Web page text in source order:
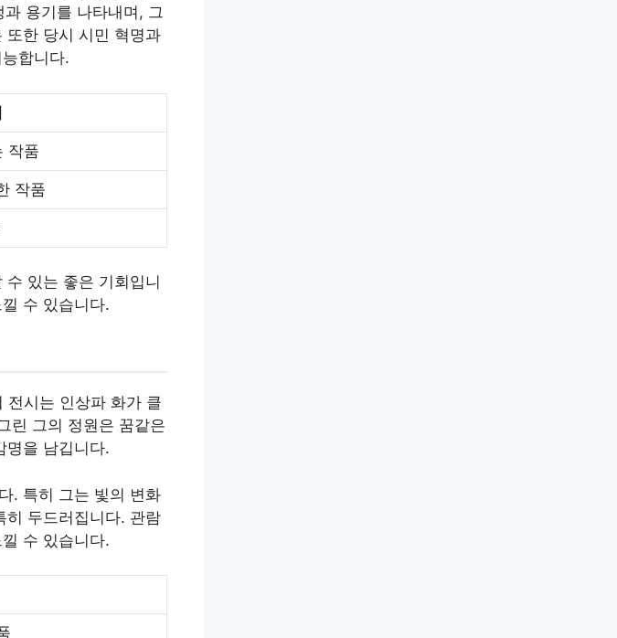
과 용기를 나타내며, 그
또한 당시 시민 혁명과
합니다.
작품
작품
있는 좋은 기회입니
수 있습니다.
전시는 인상파 화가 클
린 그의 정원은 꿈같은
명을 남깁니다.
. 특히 그는 빛의 변화
히 두드러집니다. 관람
수 있습니다.